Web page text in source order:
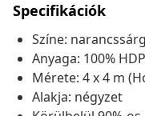
Specifikációk
Színe:
Anyaga: 100%
Mérete: 4 x 4 m
Alakja: négyzet